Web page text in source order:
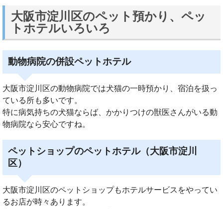
大阪市淀川区のペット預かり、ペッ
トホテルいろいろ
動物病院の併設ペットホテル
大阪市淀川区の動物病院では犬猫の一時預かり、宿泊を扱っ
ている所も多いです。
特に病気持ちの犬猫ならば、かかりつけの獣医さんがいる動
物病院なら安心ですね。
ペットショップのペットホテル（大阪市淀川
区）
大阪市淀川区のペットショップもホテルサービスをやってい
るお店が時々あります。